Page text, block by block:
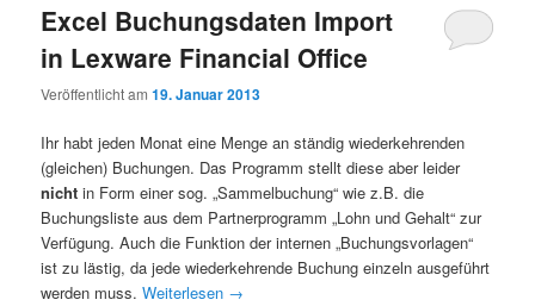
Excel Buchungsdaten Import
in Lexware Financial Office
Veröffentlicht am19. Januar 2013
Ihr habt jeden Monat eine Menge an ständig wiederkehrenden
(gleichen) Buchungen. Das Programm stellt diese aber leider
nicht in Form einer sog. „Sammelbuchung“ wie z.B. die
Buchungsliste aus dem Partnerprogramm „Lohn und Gehalt“ zur
Verfügung. Auch die Funktion der internen „Buchungsvorlagen“
ist zu lästig, da jede wiederkehrende Buchung einzeln ausgeführt
werden muss.Weiterlesen →